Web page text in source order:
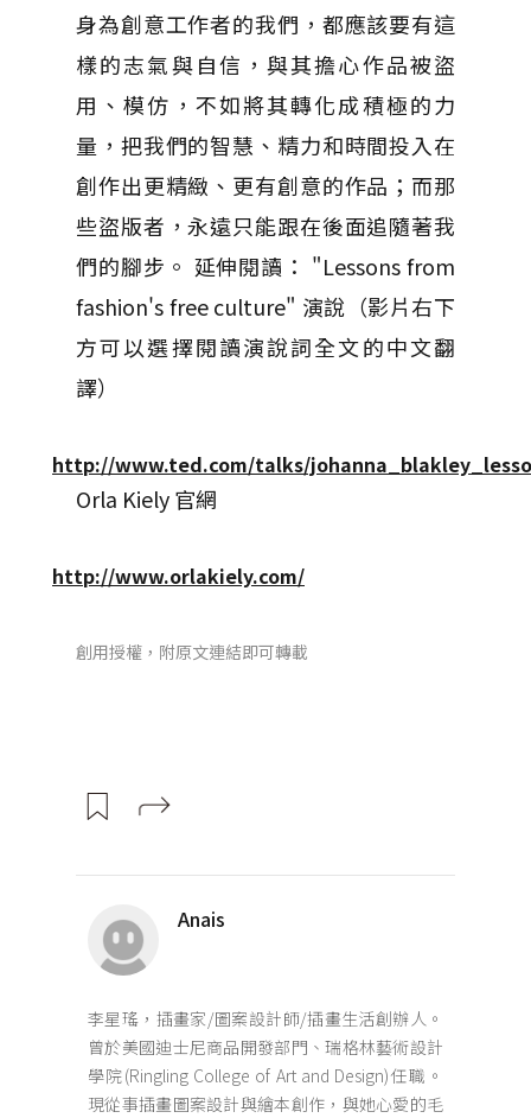
身為創意工作者的我們，都應該要有這
樣的志氣與自信，與其擔心作品被盜
用、模仿，不如將其轉化成積極的力
量，把我們的智慧、精力和時間投入在
創作出更精緻、更有創意的作品；而那
些盜版者，永遠只能跟在後面追隨著我
們的腳步。 延伸閱讀： "Lessons from
fashion's free culture" 演說（影片右下
方可以選擇閱讀演說詞全文的中文翻
譯）
http://www.ted.com/talks/
Orla Kiely 官網
http://www.orlakiely.com/
創用授權，附原文連結即可轉載
Anais
李星瑤，插畫家/圖案設計師/插畫生活創辦人。
曾於美國迪士尼商品開發部門、瑞格林藝術設計
學院(Ringling College of Art and Design)任職。
現從事插畫圖案設計與繪本創作，與她心愛的毛